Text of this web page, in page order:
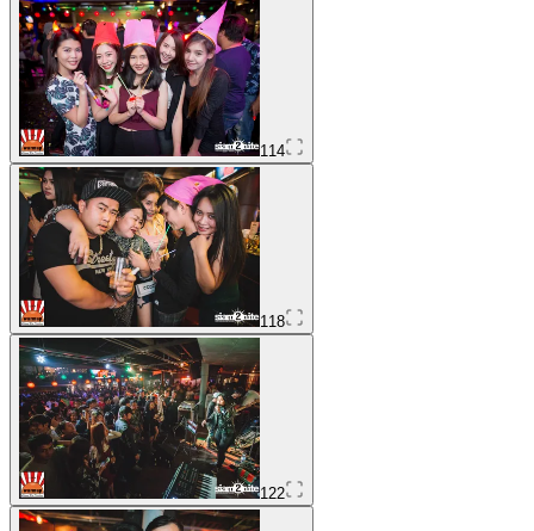
114
118
122